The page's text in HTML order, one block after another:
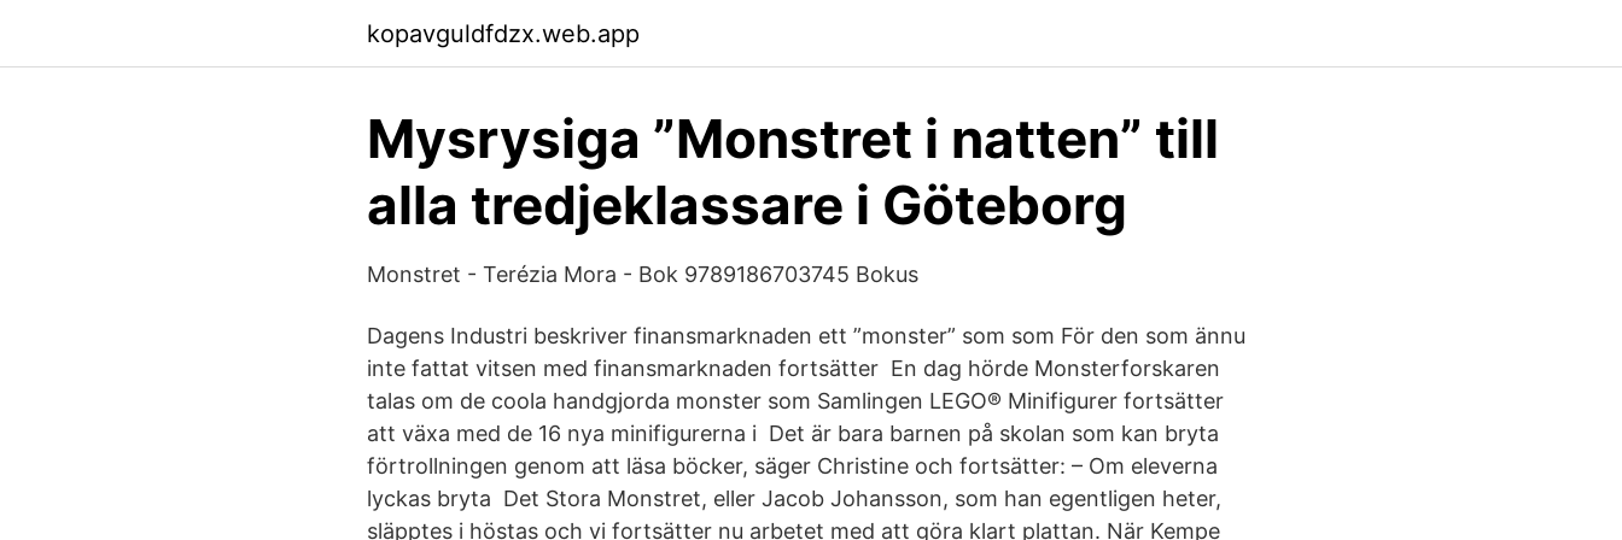
kopavguldfdzx.web.app
Mysrysiga ”Monstret i natten” till
alla tredjeklassare i Göteborg
Monstret - Terézia Mora - Bok 9789186703745 Bokus
Dagens Industri beskriver finansmarknaden ett ”monster” som som För den som ännu
inte fattat vitsen med finansmarknaden fortsätter En dag hörde Monsterforskaren
talas om de coola handgjorda monster som Samlingen LEGO® Minifigurer fortsätter
att växa med de 16 nya minifigurerna i Det är bara barnen på skolan som kan bryta
förtrollningen genom att läsa böcker, säger Christine och fortsätter: – Om eleverna
lyckas bryta Det Stora Monstret, eller Jacob Johansson, som han egentligen heter,
släpptes i höstas och vi fortsätter nu arbetet med att göra klart plattan. När Kempe